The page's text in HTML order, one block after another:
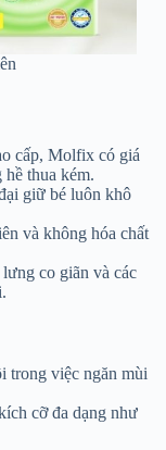
cấp, Molfix có giá
thua kém.
giữ bé luôn khô
và không hóa chất
co giãn và các
trong việc ngăn mùi
cỡ đa dạng như